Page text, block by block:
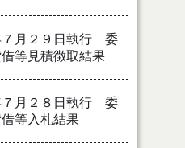
７月２９日執行 委
等見積徴取結果
７月２８日執行 委
等入札結果